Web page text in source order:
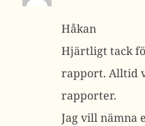
Håkan
Hjärtligt tack
rapport. Alltid
rapporter.
Jag vill nämna